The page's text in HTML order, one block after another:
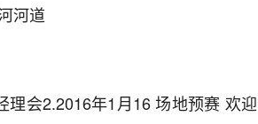
河道
会2.2016年1月16 场地预赛 欢迎